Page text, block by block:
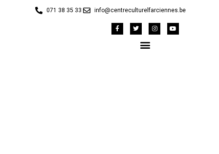
071 38 35 33 info@centreculturelfarciennes.be